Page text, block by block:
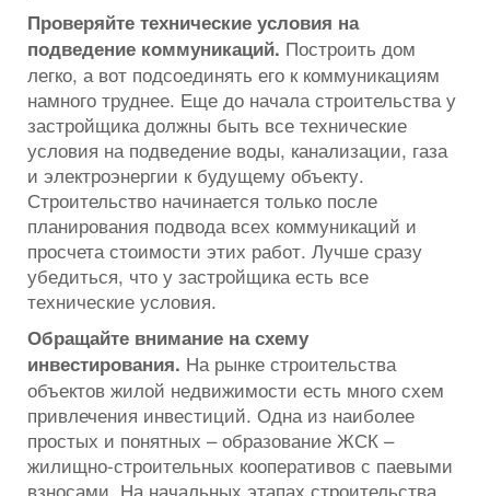
Проверяйте технические условия на
подведение коммуникаций. Построить дом
легко, а вот подсоединять его к коммуникациям
намного труднее. Еще до начала строительства у
застройщика должны быть все технические
условия на подведение воды, канализации, газа
и электроэнергии к будущему объекту.
Строительство начинается только после
планирования подвода всех коммуникаций и
просчета стоимости этих работ. Лучше сразу
убедиться, что у застройщика есть все
технические условия.
Обращайте внимание на схему
инвестирования. На рынке строительства
объектов жилой недвижимости есть много схем
привлечения инвестиций. Одна из наиболее
простых и понятных – образование ЖСК –
жилищно-строительных кооперативов с паевыми
взносами. На начальных этапах строительства